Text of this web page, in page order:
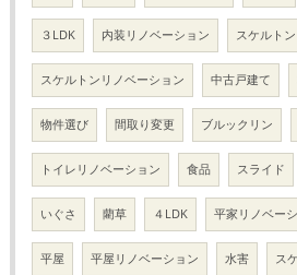
３LDK 内装リノベーション スケルトン
スケルトンリノベーション 中古戸建て
物件選び 間取り変更 ブルックリン
トイレリノベーション 食品 スライド
いぐさ 藺草 ４LDK 平家リノベー
平屋 平屋リノベーション 水害 ス